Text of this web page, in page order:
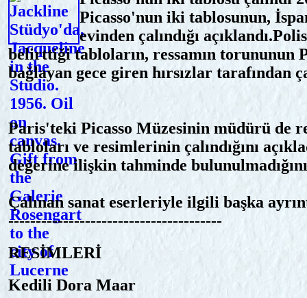
Picasso'nun iki tablosunun,
evinden çalındığı
belirttiği tabloların, ressamın torununun
bağlayan gece giren hırsızlar tarafından
Paris'teki Picasso Müzesinin müdürü de
tabloları ve resimlerinin çalındığını
değerine ilişkin tahminde
Çalınan sanat eserleriyle ilgili başka
---------------------------------------
RESİMLERİ
Kedili Dora Maar